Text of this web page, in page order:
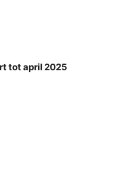
tot april 2025